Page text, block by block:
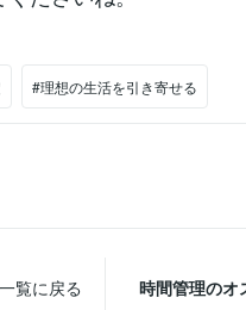
#理想の生活を引き寄せる
一覧に戻る 時間管理のオ